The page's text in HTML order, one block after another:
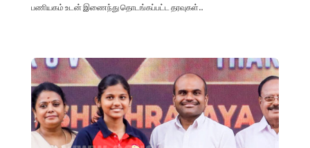
பணியகம் உடன் இணைந்து தொடங்கப்பட்ட தரவுகள்...